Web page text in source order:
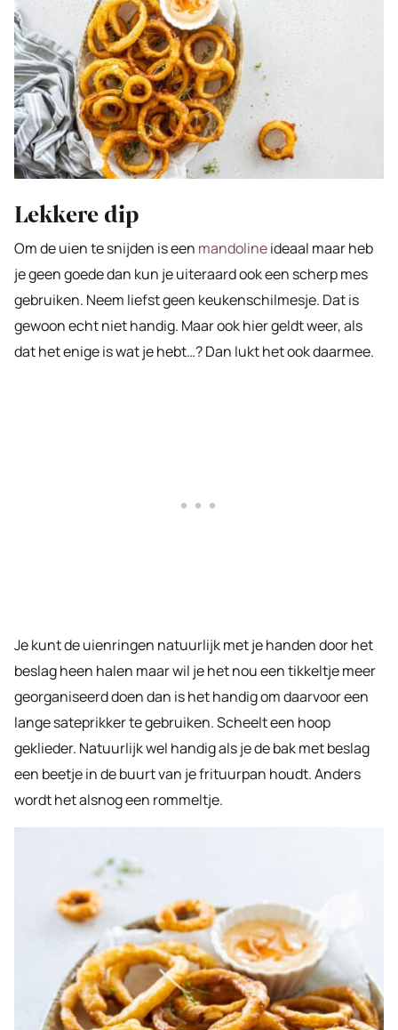
Lekkere dip
Om de uien te snijden is een mandolineideaal maar heb
je geen goede dan kun je uiteraard ook een scherp mes
gebruiken. Neem liefst geen keukenschilmesje. Dat is
gewoon echt niet handig. Maar ook hier geldt weer, als
dat het enige is wat je hebt…? Dan lukt het ook daarmee.
Je kunt de uienringen natuurlijk met je handen door het
beslag heen halen maar wil je het nou een tikkeltje meer
georganiseerd doen dan is het handig om daarvoor een
lange sateprikker te gebruiken. Scheelt een hoop
geklieder. Natuurlijk wel handig als je de bak met beslag
een beetje in de buurt van je frituurpan houdt. Anders
wordt het alsnog een rommeltje.